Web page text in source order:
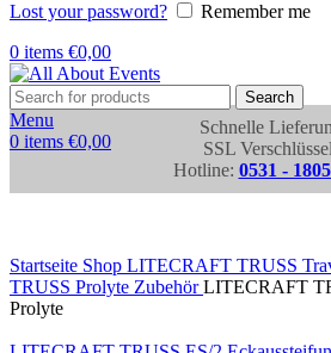
Lost your password?
Remember me
0 items €0,00
Search
Menu
0 items €0,00
Schnelle
SSL
Hotline: 0531 -
Startseite Shop LITECRAFT TRUSS
TRUSS Prolyte ZubehörLITECRAFT
Prolyte